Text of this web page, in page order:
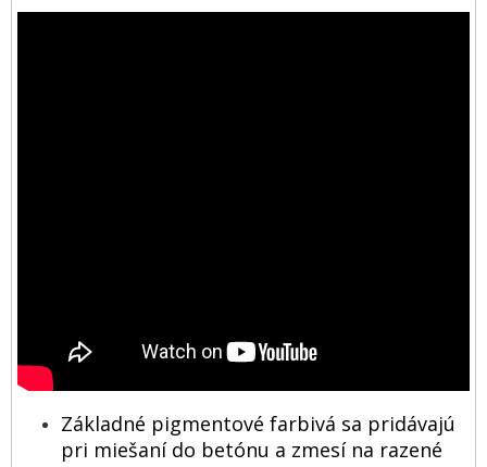
Základné pigmentové farbivá sa pridávajú
pri miešaní do betónu a zmesí na razené